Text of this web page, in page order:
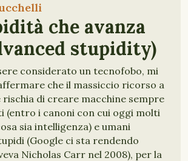
che avanza
stupidity)
considerato un tecnofobo, mi
che il massiccio ricorso a
rischia di creare macchine sempre
(entro i canoni con cui oggi molti
sia intelligenza) e umani
(Google ci sta rendendo
Nicholas Carr nel 2008), per la